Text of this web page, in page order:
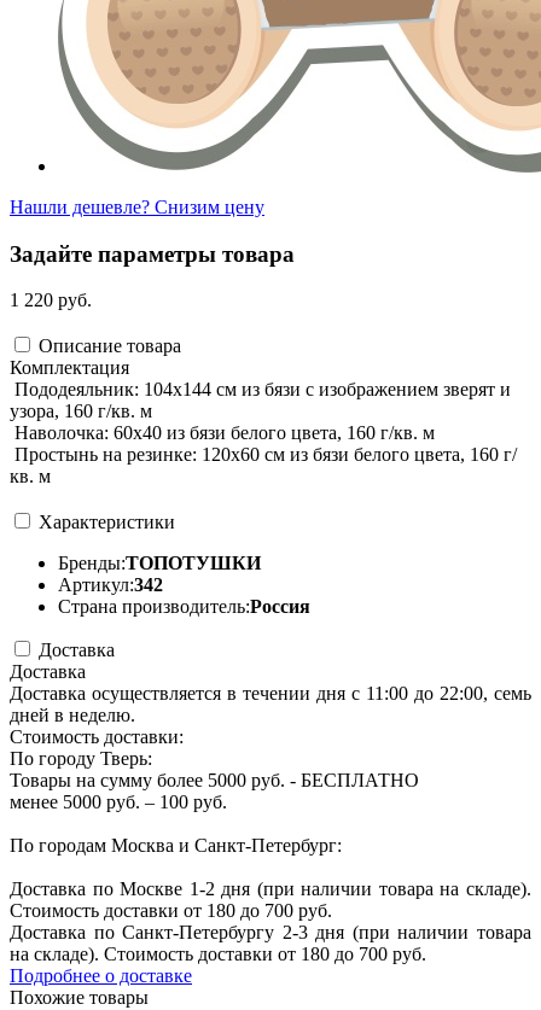
Нашли дешевле? Снизим цену
Задайте параметры товара
1 220 руб.
Описание товара
Комплектация
Пододеяльник: 104х144 см из бязи с изображением зверят и
узора, 160 г/кв. м
Наволочка: 60х40 из бязи белого цвета, 160 г/кв. м
Простынь на резинке: 120х60 см из бязи белого цвета, 160 г/
кв. м
Характеристики
Бренды:ТОПОТУШКИ
Артикул:342
Страна производитель:Россия
Доставка
Доставка
Доставка осуществляется в течении дня с 11:00 до 22:00, семь
дней в неделю.
Стоимость доставки:
По городу Тверь:
Товары на сумму более 5000 руб. - БЕСПЛАТНО
менее 5000 руб. – 100 руб.
По городам Москва и Санкт-Петербург:
Доставка по Москве 1-2 дня (при наличии товара на складе).
Стоимость доставки от 180 до 700 руб.
Доставка по Санкт-Петербургу 2-3 дня (при наличии товара
на складе). Стоимость доставки от 180 до 700 руб.
Подробнее о доставке
Похожие товары